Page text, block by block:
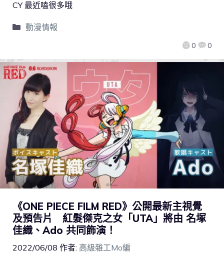
0 0
CY 最近嗑很多哦
動漫情報
《ONE PIECE FILM RED》公開最新主視覺
及預告片 紅髮傑克之女「UTA」將由 名塚
佳織、Ado 共同飾演！
2022/06/08 作者: 高級雜工Mo編